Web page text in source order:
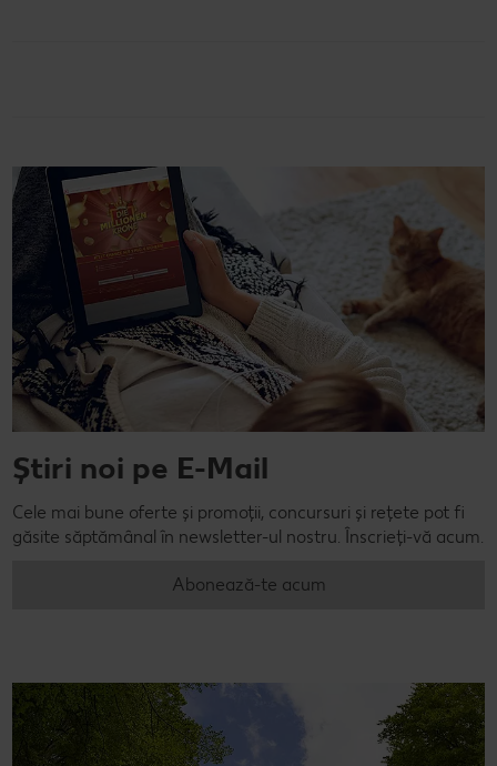
Știri noi pe E-Mail
Cele mai bune oferte și promoții, concursuri și rețete pot fi
găsite săptămânal în newsletter-ul nostru. Înscrieți-vă acum.
Abonează-te acum